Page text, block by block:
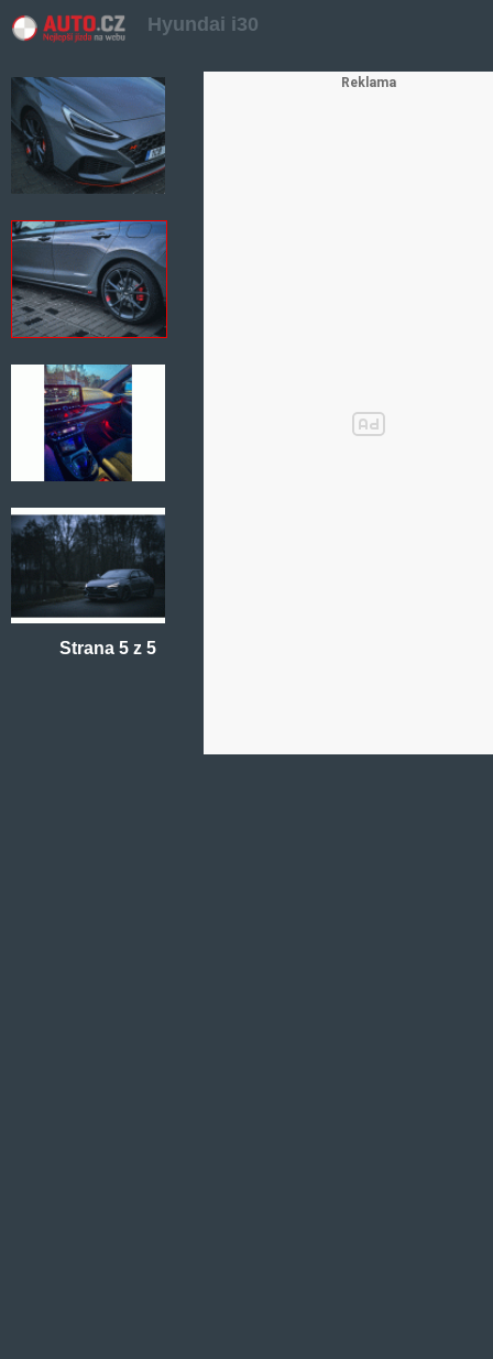
Hyundai i30
Strana 5 z 5